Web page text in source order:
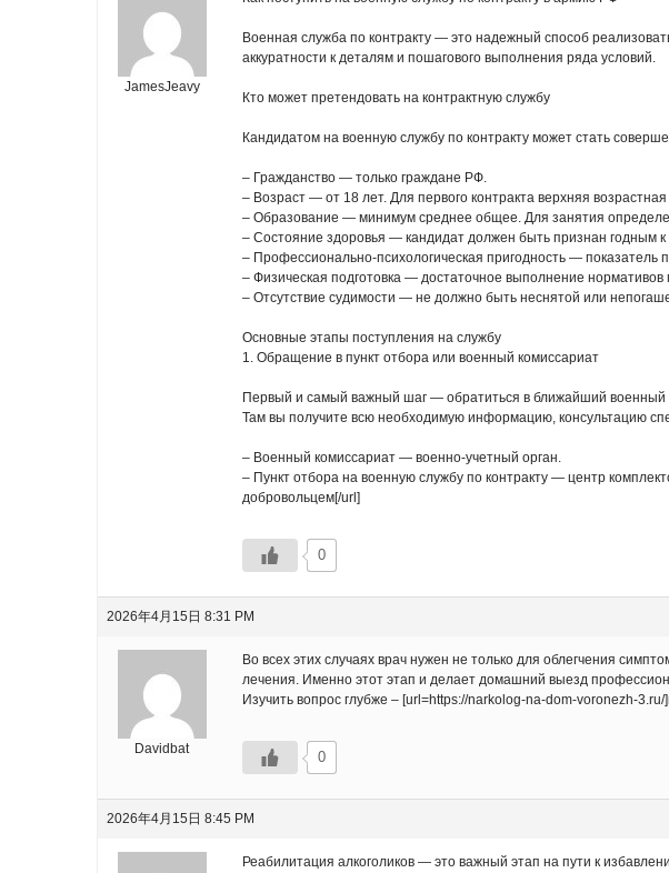
JamesJeavy
Военная служба по контракту — это надежный способ
аккуратности к деталям и пошагового выполнения ряда условий.
Кто может претендовать на контрактную службу
Кандидатом на военную службу по контракту может стать
– Гражданство — только граждане РФ.
– Возраст — от 18 лет. Для первого контракта верхняя
– Образование — минимум среднее общее. Для занятия
– Состояние здоровья — кандидат должен быть признан годным к
– Профессионально-психологическая пригодность — показатель
– Физическая подготовка — достаточное выполнение нормативов
– Отсутствие судимости — не должно быть неснятой или
Основные этапы поступления на службу
1. Обращение в пункт отбора или военный комиссариат
Первый и самый важный шаг — обратиться в ближайший военный
Там вы получите всю необходимую информацию, консультацию
– Военный комиссариат — военно-учетный орган.
– Пункт отбора на военную службу по контракту — центр
добровольцем[/url]
0
2026年4月15日 8:31 PM
Davidbat
Во всех этих случаях врач нужен не только для облегчения
лечения. Именно этот этап и делает домашний выезд
Изучить вопрос глубже – [url=https://narkolog-na-dom-voronezh-
0
2026年4月15日 8:45 PM
Реабилитация алкоголиков — это важный этап на пути к